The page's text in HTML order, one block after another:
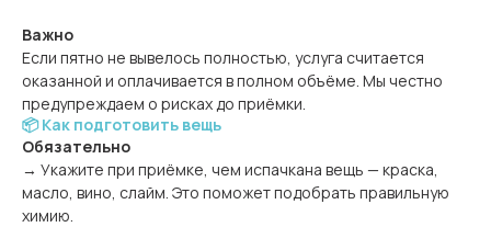
Важно
Если пятно не вывелось полностью, услуга считается
оказанной и оплачивается в полном объёме. Мы честно
предупреждаем о рисках до приёмки.
📦 Как подготовить вещь
Обязательно
→ Укажите при приёмке, чем испачкана вещь — краска,
масло, вино, слайм. Это поможет подобрать правильную
химию.